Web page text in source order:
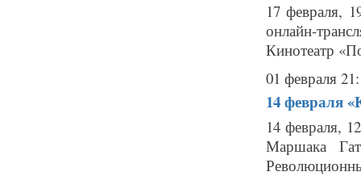
17 февраля,
онлайн-
Кинотеатр
01 февраля
14 февраля
14 февраля,
Маршака